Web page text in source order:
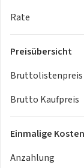
Deutsch/
Kilometertacho
Rate
Preisübersicht
Bruttolistenpreis
Brutto Kaufpreis
Einmalige Kosten
Anzahlung